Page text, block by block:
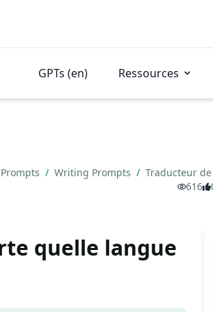
GPTs (en) Ressources
/ Writing Prompts / Traducteur
616
quelle langue